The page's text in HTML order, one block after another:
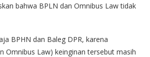
bahwa BPLN dan Omnibus Law tidak
BPHN dan Baleg DPR, karena
Omnibus Law) keinginan tersebut masih